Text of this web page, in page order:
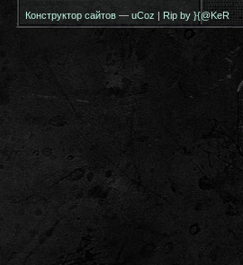
Конструктор сайтов — uCoz | Rip by }{@KeR